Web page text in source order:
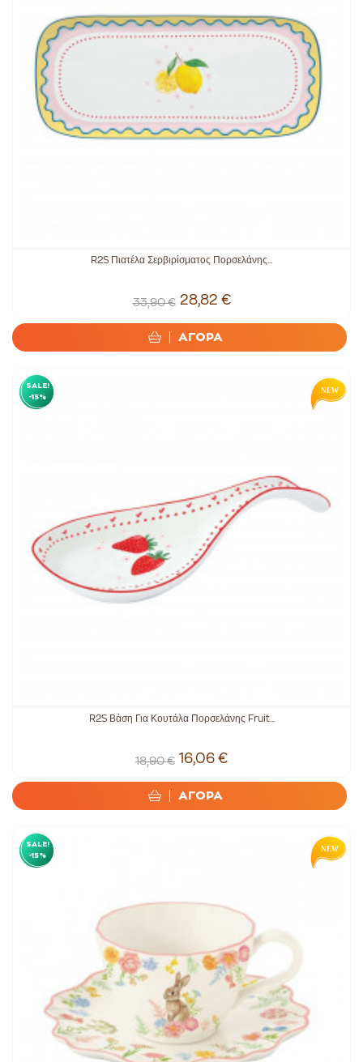
R2S Πιατέλα Σερβιρίσματος Πορσελάνης...
33,90 € 28,82 €
ΑΓΟΡΑ
SALE!
-15%
R2S Βάση Για Κουτάλα Πορσελάνης Fruit...
18,90 € 16,06 €
ΑΓΟΡΑ
SALE!
-15%